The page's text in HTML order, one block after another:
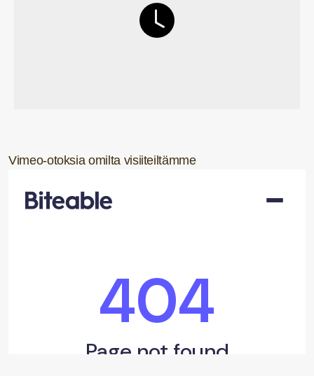
Vimeo-otoksia omilta visiiteiltämme
lontoo liveonBiteable